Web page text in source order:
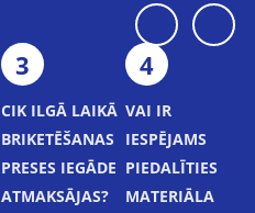
3
CIK ILGĀ LAIKĀ
BRIKETĒŠANAS
PRESES IEGĀDE
ATMAKSĀJAS?
4
VAI IR
IESPĒJAMS
PIEDALĪTIES
MATERIĀLA